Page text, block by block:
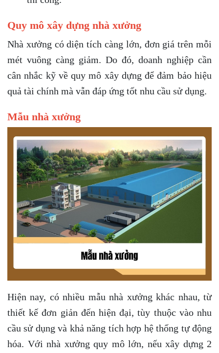
Quy mô xây dựng nhà xưởng
Nhà xưởng có diện tích càng lớn, đơn giá trên mỗi
mét vuông càng giảm. Do đó, doanh nghiệp cần
cân nhắc kỹ về quy mô xây dựng để đảm bảo hiệu
quả tài chính mà vẫn đáp ứng tốt nhu cầu sử dụng.
Mẫu nhà xưởng
Hiện nay, có nhiều mẫu nhà xưởng khác nhau, từ
thiết kế đơn giản đến hiện đại, tùy thuộc vào nhu
cầu sử dụng và khả năng tích hợp hệ thống tự động
hóa. Với nhà xưởng quy mô lớn, nếu xây dựng 2